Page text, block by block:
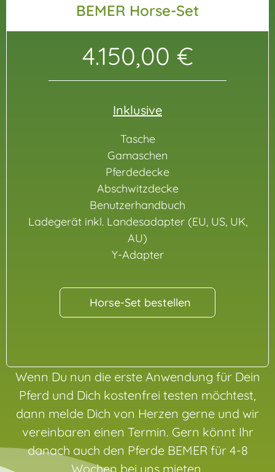
BEMER Horse-Set
4.150,00 €
Inklusive
Tasche
Gamaschen
Pferdedecke
Abschwitzdecke
Benutzerhandbuch
Ladegerät inkl. Landesadapter (EU, US, UK,
AU)
Y-Adapter
Horse-Set bestellen
Wenn Du nun die erste Anwendung für Dein
Pferd und Dich kostenfrei testen möchtest,
dann melde Dich von Herzen gerne und wir
vereinbaren einen Termin. Gern könnt Ihr
danach auch den Pferde BEMER für 4-8
Wochen bei uns mieten.